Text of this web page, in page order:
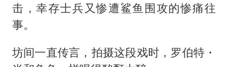
击，幸存士兵又惨遭鲨鱼围攻的惨痛往
事。
坊间一直传言，拍摄这段戏时，罗伯特・